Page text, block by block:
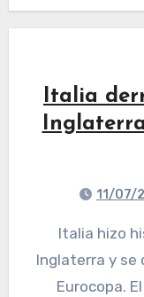
Italia
11/07/
Italia hizo historia le arruinó el festejo a
Inglaterra y se
Eurocopa.